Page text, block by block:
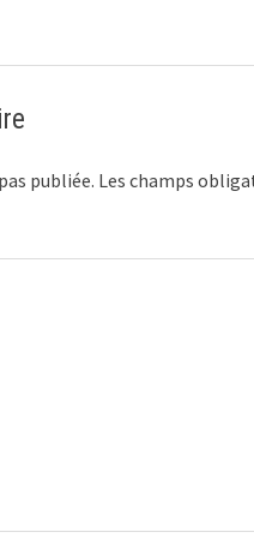
publiée. Les champs